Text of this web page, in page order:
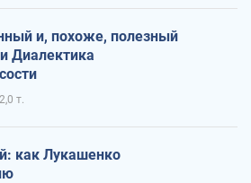
и, похоже, полезный
Диалектика
2,0 т.
как Лукашенко